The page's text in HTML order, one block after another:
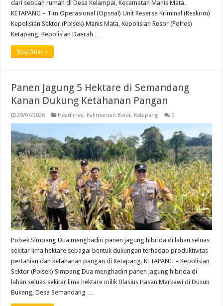
dari sebuah rumah di Desa Kelampai, Kecamatan Manis Mata.
KETAPANG – Tim Operasional (Opsnal) Unit Reserse Kriminal (Reskrim)
Kepolisian Sektor (Polsek) Manis Mata, Kepolisian Resor (Polres)
Ketapang, Kepolisian Daerah …
Read More »
Panen Jagung 5 Hektare di Semandang
Kanan Dukung Ketahanan Pangan
29/07/2026 Headlines, Kalimantan Barat, Ketapang 0
Polsek Simpang Dua menghadiri panen jagung hibrida di lahan seluas
sekitar lima hektare sebagai bentuk dukungan terhadap produktivitas
pertanian dan ketahanan pangan di Ketapang. KETAPANG – Kepolisian
Sektor (Polsek) Simpang Dua menghadiri panen jagung hibrida di
lahan seluas sekitar lima hektare milik Blasius Hasan Markawi di Dusun
Bukang, Desa Semandang …